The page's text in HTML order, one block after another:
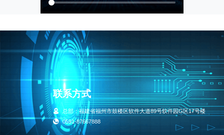
联系方式
总部：福建省福州市鼓楼区软件大道89号软件园G区17号楼
0591-87667888